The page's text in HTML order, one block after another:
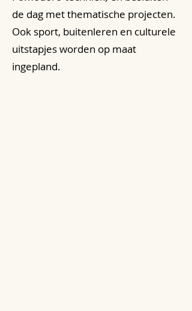
de dag met thematische projecten.
Ook sport, buitenleren en culturele
uitstapjes worden op maat
ingepland.